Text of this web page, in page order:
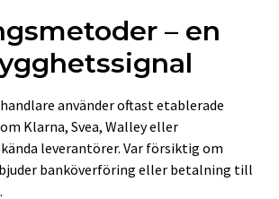
– en
använder oftast etablerade
Klarna, Svea, Walley eller
leverantörer. Var försiktig om
banköverföring eller betalning till